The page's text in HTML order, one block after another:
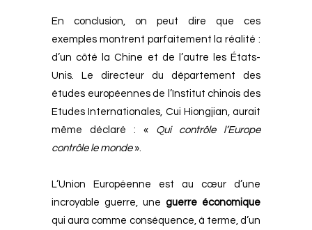
En conclusion, on peut dire que ces
exemples montrent parfaitement la réalité :
d’un côté la Chine et de l’autre les États-
Unis.
Le directeur du département des
études européennes de l’Institut chinois des
Etudes Internationales, Cui Hiongjian, aurait
même déclaré : « Qui contrôle l’Europe
contrôle le monde».
L’Union Européenne est au cœur d’une
incroyable guerre, une guerre économique
qui aura comme conséquence, à terme, d’un